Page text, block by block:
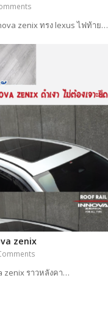
zenix ทรง lexus ไฟท้าย…
zenix
zenix ราวหลังคา…